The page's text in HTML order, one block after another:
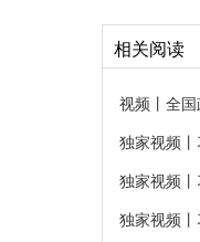
相关阅读
视频丨全
独家视频
独家视频
独家视频